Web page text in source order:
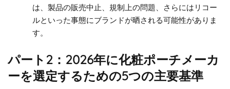
は、製品の販売中止、規制上の問題、さらにはリコー
ルといった事態にブランドが晒される可能性がありま
す。
パート2：2026年に化粧ポーチメーカ
ーを選定するための5つの主要基準